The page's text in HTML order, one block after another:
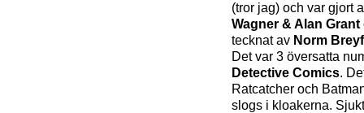
(tror jag) och var gjort
Wagner & Alan Grant
tecknat av Norm
Det var 3 översatta
Detective Comics.
Ratcatcher och
slogs i kloakerna.